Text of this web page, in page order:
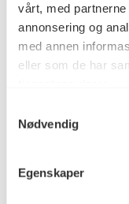
vårt, med
annonsering og
med annen
eller som de har
Nødvendig
Egenskaper
St. Olavs plass
0130 Oslo
post@koro.no